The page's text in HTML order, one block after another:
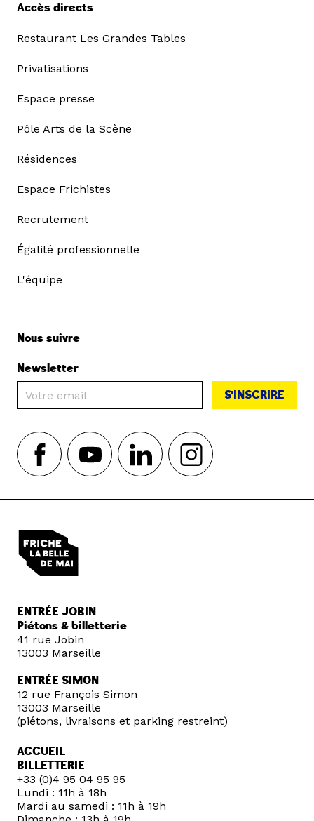
Accès directs
Restaurant Les Grandes Tables
Privatisations
Espace presse
Pôle Arts de la Scène
Résidences
Espace Frichistes
Recrutement
Égalité professionnelle
L'équipe
Nous suivre
Newsletter
S'INSCRIRE
ENTRÉE JOBIN
Piétons & billetterie
41 rue Jobin
13003 Marseille
ENTRÉE SIMON
12 rue François Simon
13003 Marseille
(piétons, livraisons et parking restreint)
ACCUEIL
BILLETTERIE
+33 (0)4 95 04 95 95
Lundi : 11h à 18h
Mardi au samedi : 11h à 19h